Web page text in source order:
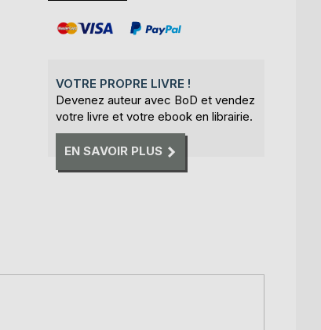
VOTRE PROPRE LIVRE !
Devenez auteur avec BoD et vendez
votre livre et votre ebook en librairie.
EN SAVOIR PLUS